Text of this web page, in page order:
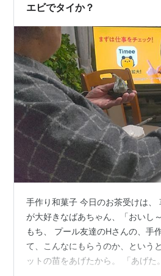
エビでタイか？
手作り和菓子 今日のお茶受けは、
が大好きなばあちゃん、「おいし
もち、 プール友達のHさんの、手
て、こんなにもらうのか、という
ットの苗をあげたから。 「あげた